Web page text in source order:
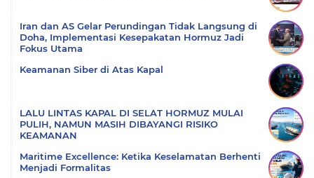
Iran dan AS Gelar Perundingan Tidak Langsung di
Doha, Implementasi Kesepakatan Hormuz Jadi
Fokus Utama
Keamanan Siber di Atas Kapal
LALU LINTAS KAPAL DI SELAT HORMUZ MULAI
PULIH, NAMUN MASIH DIBAYANGI RISIKO
KEAMANAN
Maritime Excellence: Ketika Keselamatan Berhenti
Menjadi Formalitas